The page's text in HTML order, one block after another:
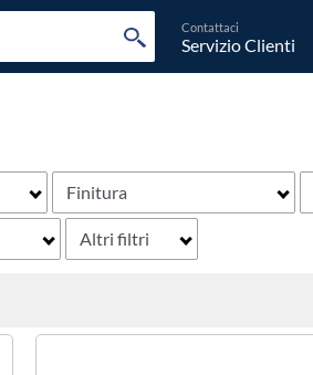
Contattaci
Servizio Clienti
Finitura
Altri filtri